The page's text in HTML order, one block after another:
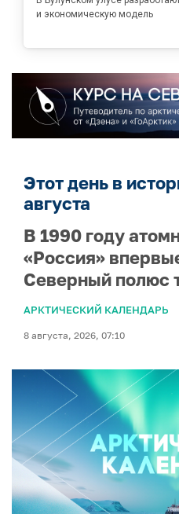
и экономическую модель
Этот день в
августа
В 1990 году
«Россия»
Северный полюс
АРКТИЧЕСКИЙ КАЛЕНДАРЬ
8 августа, 2026, 07:10